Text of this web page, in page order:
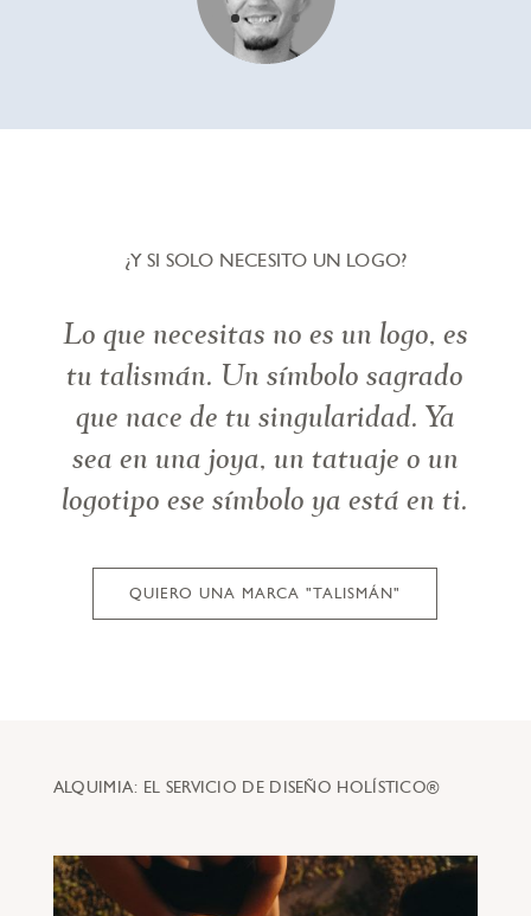
¿Y SI SOLO NECESITO UN LOGO?
Lo que necesitas no es un logo, es
tu talismán. Un símbolo sagrado
que nace de tu singularidad. Ya
sea en una joya, un tatuaje o un
logotipo ese símbolo ya está en ti.
QUIERO UNA MARCA "TALISMÁN"
ALQUIMIA: EL SERVICIO DE DISEÑO HOLÍSTICO®